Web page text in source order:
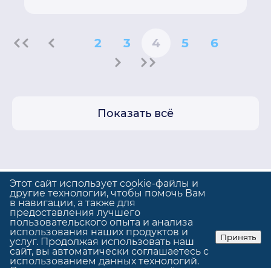
2 3 4 5 6
Показать всё
Политика конфиденциальности
Использование cookie
© GrandUp | Сделано вGrandUp
Этот сайт использует cookie-файлы и
другие технологии, чтобы помочь Вам
в навигации, а также для
предоставления лучшего
пользовательского опыта и анализа
использования наших продуктов и
услуг. Продолжая использовать наш
сайт, вы автоматически соглашаетесь с
использованием данных технологий.
Принять